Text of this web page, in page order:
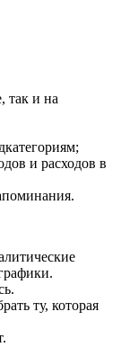
так и на
и расходов в
ту, которая